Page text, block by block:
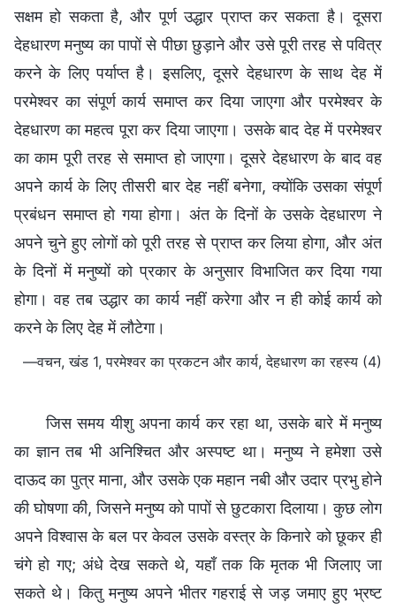
सक्षम हो सकता है, और पूर्ण उद्धार प्राप्त कर सकता है। दूसरा
देहधारण मनुष्य का पापों से पीछा छुड़ाने और उसे पूरी तरह से पवित्र
करने के लिए पर्याप्त है। इसलिए, दूसरे देहधारण के साथ देह में
परमेश्वर का संपूर्ण कार्य समाप्त कर दिया जाएगा और परमेश्वर के
देहधारण का महत्व पूरा कर दिया जाएगा। उसके बाद देह में परमेश्वर
का काम पूरी तरह से समाप्त हो जाएगा। दूसरे देहधारण के बाद वह
अपने कार्य के लिए तीसरी बार देह नहीं बनेगा, क्योंकि उसका संपूर्ण
प्रबंधन समाप्त हो गया होगा। अंत के दिनों के उसके देहधारण ने
अपने चुने हुए लोगों को पूरी तरह से प्राप्त कर लिया होगा, और अंत
के दिनों में मनुष्यों को प्रकार के अनुसार विभाजित कर दिया गया
होगा। वह तब उद्धार का कार्य नहीं करेगा और न ही कोई कार्य को
करने के लिए देह में लौटेगा।
—वचन, खंड 1, परमेश्वर का प्रकटन और कार्य, देहधारण का रहस्य (4)
जिस समय यीशु अपना कार्य कर रहा था, उसके बारे में मनुष्य
का ज्ञान तब भी अनिश्चित और अस्पष्ट था। मनुष्य ने हमेशा उसे
दाऊद का पुत्र माना, और उसके एक महान नबी और उदार प्रभु होने
की घोषणा की, जिसने मनुष्य को पापों से छुटकारा दिलाया। कुछ लोग
अपने विश्वास के बल पर केवल उसके वस्त्र के किनारे को छूकर ही
चंगे हो गए; अंधे देख सकते थे, यहाँ तक कि मृतक भी जिलाए जा
सकते थे। कितु मनुष्य अपने भीतर गहराई से जड़ जमाए हुए भ्रष्ट